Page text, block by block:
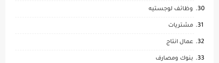
وظائف لوجستيه
مشتريات
عمال انتاج
بنوك ومصارف